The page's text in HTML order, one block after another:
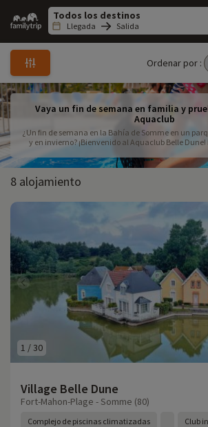
Family
trip
Llegada Salida
Ordenar por :
Vaya un fin de semana en familia y
Aquaclub
¿Un fin de semana en la Bahía de Somme en un
y en invierno? ¡Bienvenido al Aquaclub Belle
para disfrute de padres e hijos. En el interior, en un
29°C todo el año, hay toboganes, bañeras de
bebés con piscina infantil. En el exterior, hay
para niños. Reserve unas vacaciones cerca del
8 alojamiento
1 /30
Village Belle Dune
Fort-Mahon-Plage - Somme (80)
Complejo de piscinas climatizadas Club